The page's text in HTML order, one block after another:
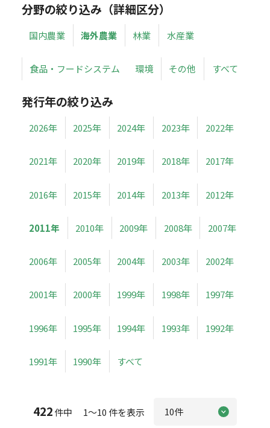
分野の絞り込み（詳細区分）
国内農業 海外農業 林業 水産業
食品・フードシステム 環境 その他 すべて
発行年の絞り込み
2026年 2025年 2024年 2023年 2022年
2021年 2020年 2019年 2018年 2017年
2016年 2015年 2014年 2013年 2012年
2011年 2010年 2009年 2008年 2007年
2006年 2005年 2004年 2003年 2002年
2001年 2000年 1999年 1998年 1997年
1996年 1995年 1994年 1993年 1992年
1991年 1990年 すべて
422件中 1～10 件を表示